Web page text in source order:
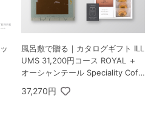
風呂敷で贈る｜カタログギフト ILL
UMS 31,200円コース ROYAL ＋
オーシャンテール Speciality Coff
37,270円